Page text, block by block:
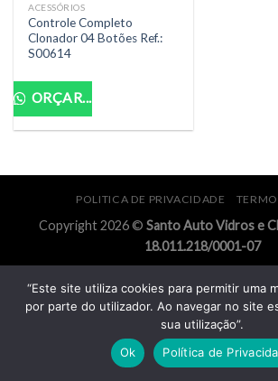
ACESSÓRIOS
Controle Completo
Clonador 04 Botões Ref.:
S00614
ORÇAR...
POLITICA DE PRIVACIDADE
Copyright 2026 © Santo Auto Vidros e
18.011.218/0001-07
“Este site utiliza cookies para permitir uma
por parte do utilizador. Ao navegar no site
sua utilização”.
Ok
Política de